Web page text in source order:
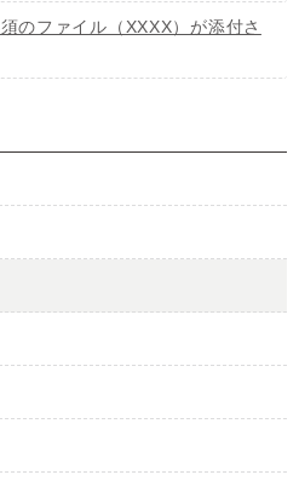
のファイル（XXXX）が添付さ